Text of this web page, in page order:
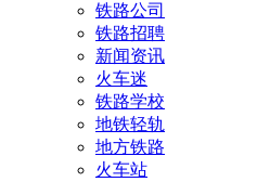
铁路公司
铁路招聘
新闻资讯
火车迷
铁路学校
地铁轻轨
地方铁路
火车站